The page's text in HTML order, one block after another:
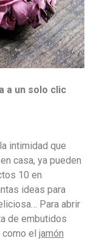
a un solo clic
intimidad que
casa, ya pueden
10 en
ideas para
Para abrir
de embutidos
como el jamón